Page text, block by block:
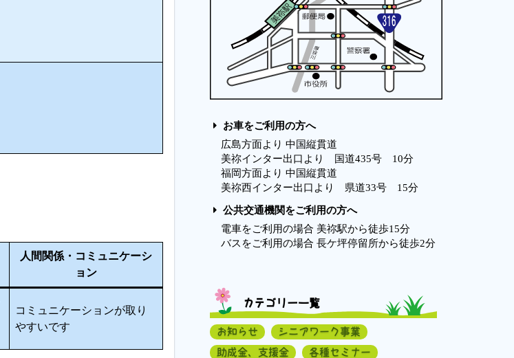
人間関係・コミュニケーシ
ョン
コミュニケーションが取り
やすいです
お車をご利用の方へ
広島方面より 中国縦貫道
美祢インター出口より 国道435号 10分
福岡方面より 中国縦貫道
美祢西インター出口より 県道33号 15分
公共交通機関をご利用の方へ
電車をご利用の場合 美祢駅から徒歩15分
バスをご利用の場合 長ケ坪停留所から徒歩2分
カテゴリー一覧
お知らせ
シニアワーク事業
助成金、支援金
各種セミナー